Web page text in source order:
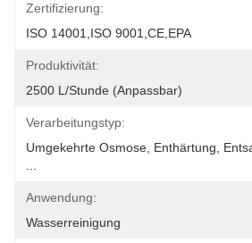
Zertifizierung:
ISO 14001,ISO 9001,CE,EPA
Produktivität:
2500 L/Stunde (anpassbar)
Verarbeitungstyp:
Umgekehrte Osmose, Enthärtung,
Anwendung:
Wasserreinigung